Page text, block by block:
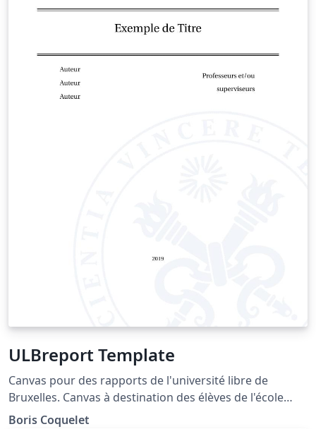
ULBreport Template
Canvas pour des rapports de l'université libre de
Bruxelles. Canvas à destination des élèves de l'école
Polytechnique de Bruxelles.
Boris Coquelet